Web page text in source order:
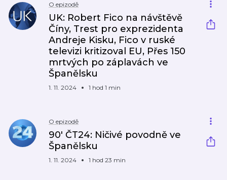
O epizodě
UK: Robert Fico na návštěvě
Číny, Trest pro exprezidenta
Andreje Kisku, Fico v ruské
televizi kritizoval EU, Přes 150
mrtvých po záplavách ve
Španělsku
1. 11. 2024 1 hod 1 min
O epizodě
90′ ČT24: Ničivé povodně ve
Španělsku
1. 11. 2024 1 hod 23 min